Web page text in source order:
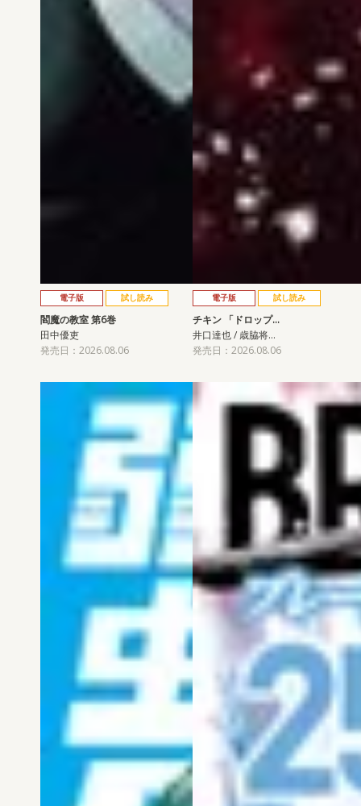
電子版 試し読み
閻魔の教室 第6巻
田中優吏
発売日：2026.08.06
電子版 試し読み
チキン 「ドロップ…
井口達也 / 歳脇将…
発売日：2026.08.06